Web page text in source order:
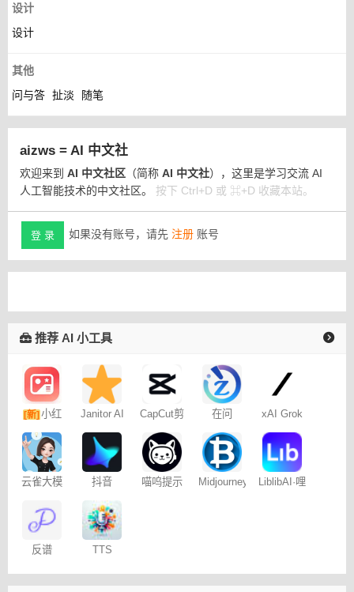
设计
设计
其他
问与答 扯淡 随笔
aizws = AI 中文社
欢迎来到 AI 中文社区 （简称 AI 中文社），这里是学习交流 AI
人工智能技术的中文社区。 按下 Ctrl+D 或 ⌘+D 收藏本站。
登 录 如果没有账号，请先 注册 账号
推荐 AI 小工具
[新]小红
记
Janitor AI
聊天
CapCut剪
在问 xAI Grok
云雀大模
抖音
– 免费
喵呜提示
Midjourney
LiblibAI·哩
反谱
TTS